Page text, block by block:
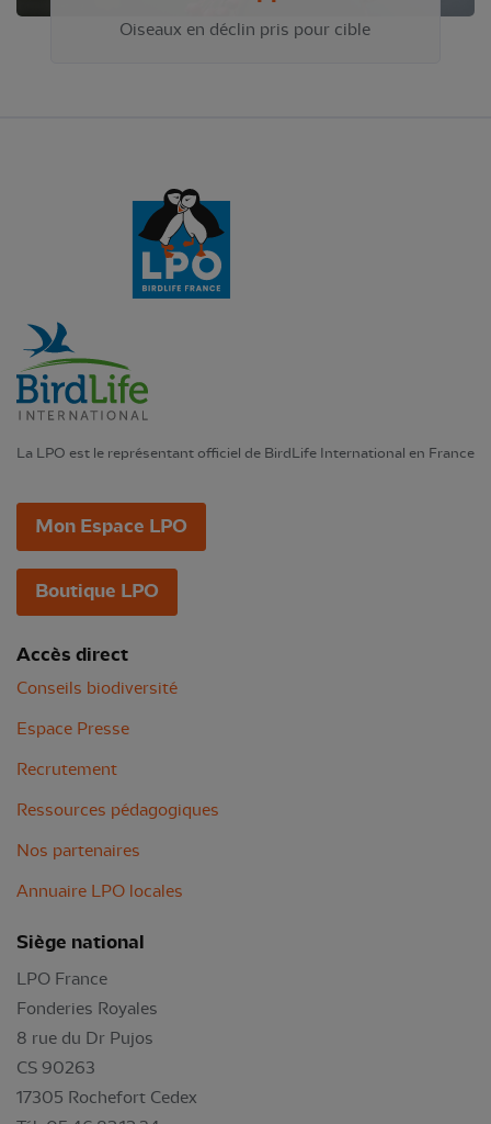
Oiseaux en déclin pris pour cible
La LPO est le représentant officiel de BirdLife International en France
Mon Espace LPO
Boutique LPO
Accès direct
Conseils biodiversité
Espace Presse
Recrutement
Ressources pédagogiques
Nos partenaires
Annuaire LPO locales
Siège national
LPO France
Fonderies Royales
8 rue du Dr Pujos
CS 90263
17305 Rochefort Cedex